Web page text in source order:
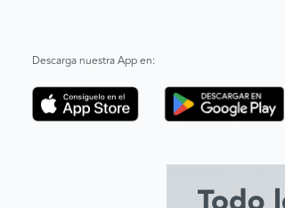
Descarga nuestra App en: